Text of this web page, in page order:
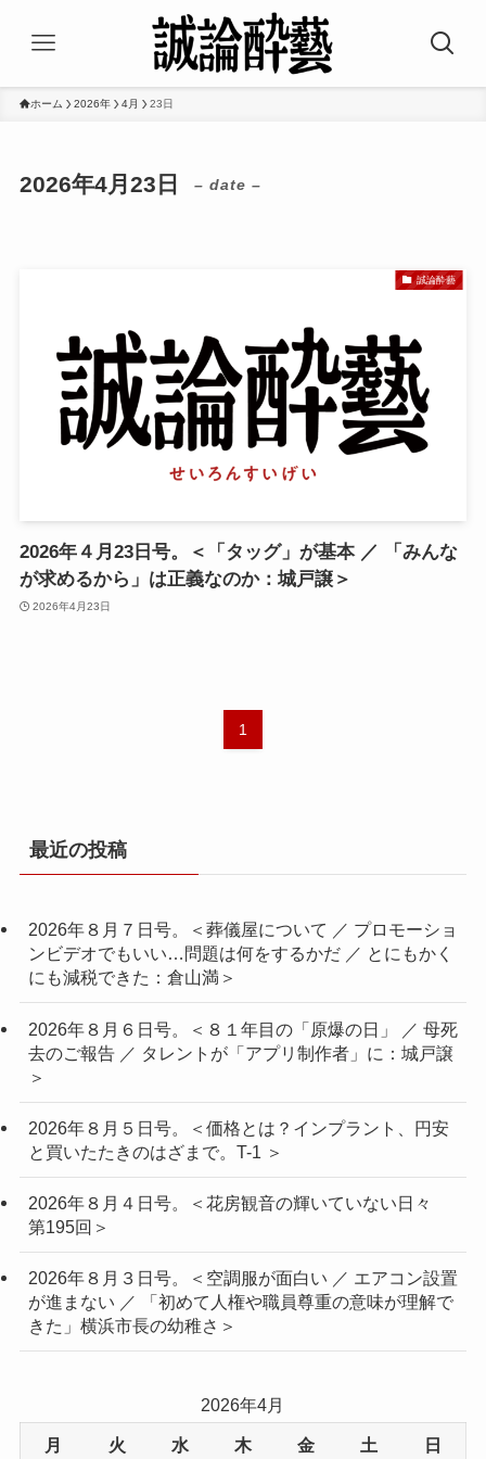
ホーム 2026年 4月 23日
2026年4月23日 – date –
誠論酔藝
2026年４月23日号。＜「タッグ」が基本 ／ 「みんな
が求めるから」は正義なのか：城戸譲＞
2026年4月23日
1
最近の投稿
2026年８月７日号。＜葬儀屋について ／ プロモーショ
ンビデオでもいい…問題は何をするかだ ／ とにもかく
にも減税できた：倉山満＞
2026年８月６日号。＜８１年目の「原爆の日」 ／ 母死
去のご報告 ／ タレントが「アプリ制作者」に：城戸譲
＞
2026年８月５日号。＜価格とは？インプラント、円安
と買いたたきのはざまで。T-1 ＞
2026年８月４日号。＜花房観音の輝いていない日々
第195回＞
2026年８月３日号。＜空調服が面白い ／ エアコン設置
が進まない ／ 「初めて人権や職員尊重の意味が理解で
きた」横浜市長の幼稚さ＞
2026年4月
月 火 水 木 金 土 日